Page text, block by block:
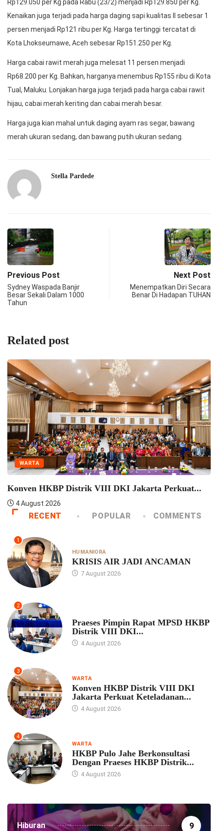
Rp129.050 per Kg pada Rabu (23/2) menjadi Rp129.850 per Kg.
Kenaikan juga terjadi pada harga daging sapi kualitas II sebesar 1
persen menjadi Rp121 ribu per Kg. Harga tertinggi tercatat di
Kota Lhokseumawe, Aceh sebesar Rp151.250 per Kg.
Harga cabai rawit merah juga melesat 11 persen menjadi
Rp68.200 per Kg. Bahkan, harganya menembus Rp155 ribu di Kota
Tual, Maluku. Lonjakan harga juga terjadi pada harga cabai rawit
hijau, cabai merah keriting dan cabai merah besar.
Harga juga kian mahal untuk daging ayam ras segar, bawang
merah ukuran sedang, dan bawang putih ukuran sedang.
Stella Pardede
Previous Post
Sydney Waspada Banjir
Besar Sekali Dalam 1000
Tahun
Next Post
Menempatkan Diri Secara
Benar Di Hadapan TUHAN
Related post
WARTA
Konven HKBP Distrik VIII DKI Jakarta Perkuat...
4 August 2026
RECENT POPULAR COMMENTS
1
HUMANIORA
KRISIS AIR JADI ANCAMAN
7 August 2026
2
Praeses Pimpin Rapat MPSD HKBP
Distrik VIII DKI...
4 August 2026
3
WARTA
Konven HKBP Distrik VIII DKI
Jakarta Perkuat Keteladanan...
4 August 2026
4
WARTA
HKBP Pulo Jahe Berkonsultasi
Dengan Praeses HKBP Distrik...
4 August 2026
Hiburan 9